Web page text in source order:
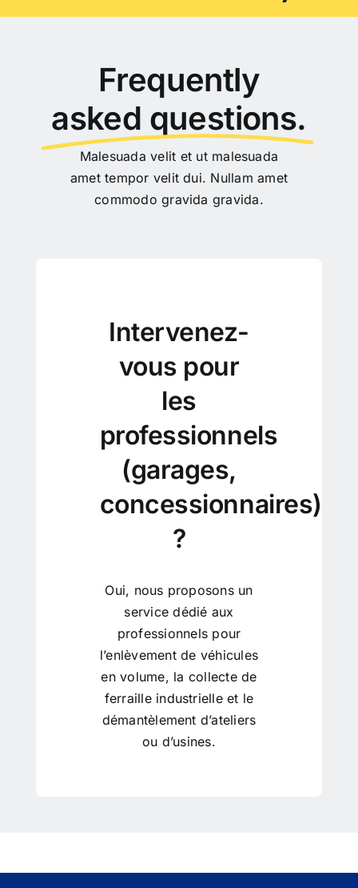
Frequently
asked questions.
Malesuada velit et ut malesuada
amet tempor velit dui. Nullam amet
commodo gravida gravida.
Intervenez-
vous pour
les
professionnels
(garages,
concessionnaires)
?
Oui, nous proposons un
service dédié aux
professionnels pour
l’enlèvement de véhicules
en volume, la collecte de
ferraille industrielle et le
démantèlement d’ateliers
ou d’usines.